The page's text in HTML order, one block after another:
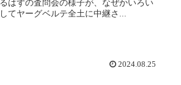
はずの査問会の様子が、なぜかいろい
てヤーグベルテ全土に中継さ...
2024.08.25